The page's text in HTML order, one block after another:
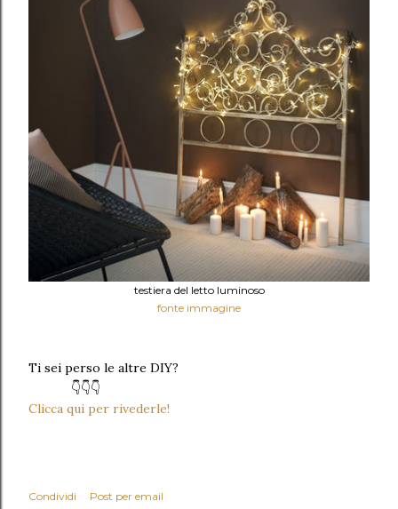
testiera del letto luminoso
fonte immagine
Ti sei perso le altre DIY?
👇👇👇
Clicca qui per rivederle!
Condividi Post per email